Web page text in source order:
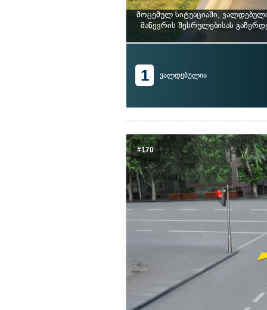
მოცემულ სიტუაციაში,
მანევრის შესრულებისას
1 ვალდებულია
#170